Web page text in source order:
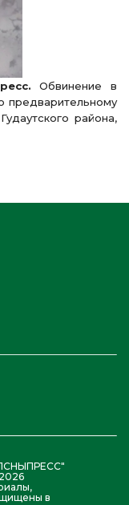
Обвинение в
предварительному
района,
в